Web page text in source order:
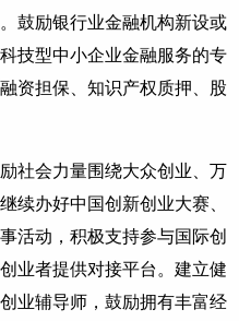
鼓励银行业金融机构新设或
技型中小企业金融服务的专
资担保、知识产权质押、股
社会力量围绕大众创业、万
续办好中国创新创业大赛、
活动，积极支持参与国际创
业者提供对接平台。建立健
业辅导师，鼓励拥有丰富经